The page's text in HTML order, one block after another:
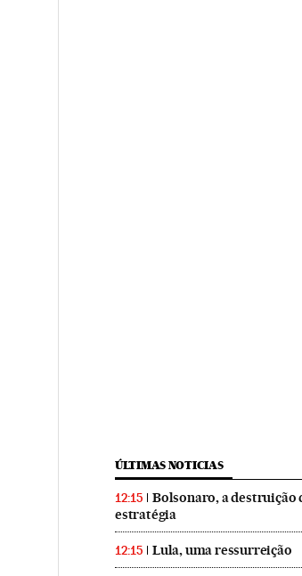
ÚLTIMAS NOTICIAS
12:15
Bolsonaro, a destruição
estratégia
12:15 Lula, uma ressurreição